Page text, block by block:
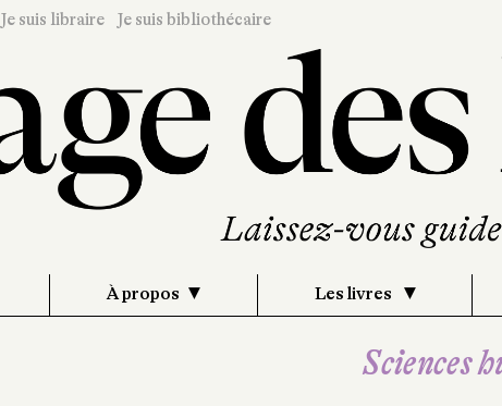
Je suis libraire Je suis bibliothécaire
À propos Les livres
Sciences